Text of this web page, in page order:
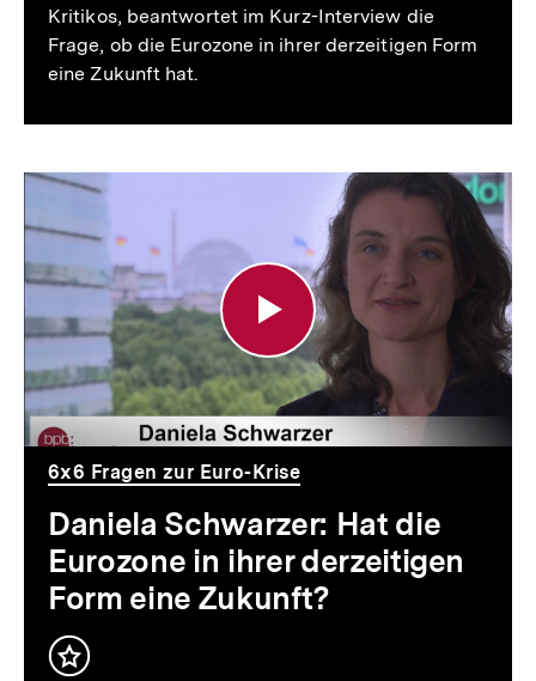
Kritikos, beantwortet im Kurz-Interview die
Frage, ob die Eurozone in ihrer derzeitigen Form
eine Zukunft hat.
Daniela
Schwarzer:
Hat
die
Eurozone
in
ihrer
derzeitigen
Form
eine
Zukunft?
6x6 Fragen zur Euro-Krise
Daniela Schwarzer: Hat die
Eurozone in ihrer derzeitigen
Form eine Zukunft?
Inhalt